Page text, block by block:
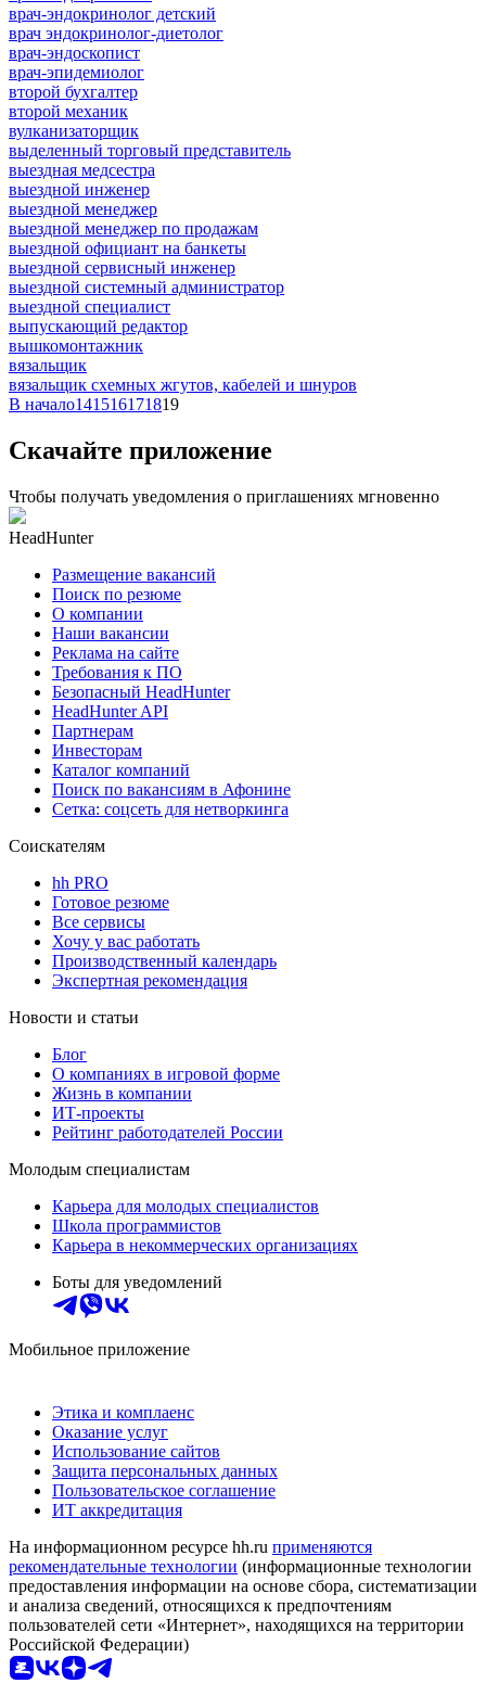
врач-эндокринолог детский
врач эндокринолог-диетолог
врач-эндоскопист
врач-эпидемиолог
второй бухгалтер
второй механик
вулканизаторщик
выделенный торговый представитель
выездная медсестра
выездной инженер
выездной менеджер
выездной менеджер по продажам
выездной официант на банкеты
выездной сервисный инженер
выездной системный администратор
выездной специалист
выпускающий редактор
вышкомонтажник
вязальщик
вязальщик схемных жгутов, кабелей и шнуров
В начало141516171819
Скачайте приложение
Чтобы получать уведомления о приглашениях мгновенно
HeadHunter
Размещение вакансий
Поиск по резюме
О компании
Наши вакансии
Реклама на сайте
Требования к ПО
Безопасный HeadHunter
HeadHunter API
Партнерам
Инвесторам
Каталог компаний
Поиск по вакансиям в Афонине
Сетка: соцсеть для нетворкинга
Соискателям
hh PRO
Готовое резюме
Все сервисы
Хочу у вас работать
Производственный календарь
Экспертная рекомендация
Новости и статьи
Блог
О компаниях в игровой форме
Жизнь в компании
ИТ-проекты
Рейтинг работодателей России
Молодым специалистам
Карьера для молодых специалистов
Школа программистов
Карьера в некоммерческих организациях
Боты для уведомлений
Мобильное приложение
Этика и комплаенс
Оказание услуг
Использование сайтов
Защита персональных данных
Пользовательское соглашение
ИТ аккредитация
На информационном ресурсе hh.ru применяются
рекомендательные технологии (информационные технологии
предоставления информации на основе сбора, систематизации
и анализа сведений, относящихся к предпочтениям
пользователей сети «Интернет», находящихся на территории
Российской Федерации)